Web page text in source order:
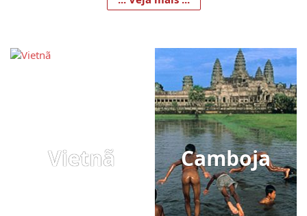
Vietnã Camboja